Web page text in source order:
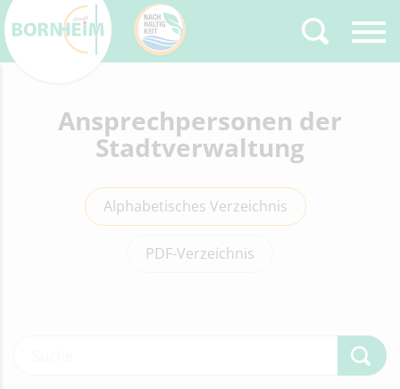
Zurück
Type 2 or more
characters for results.
Ansprechpersonen der
Stadtverwaltung
Alphabetisches Verzeichnis
PDF-Verzeichnis